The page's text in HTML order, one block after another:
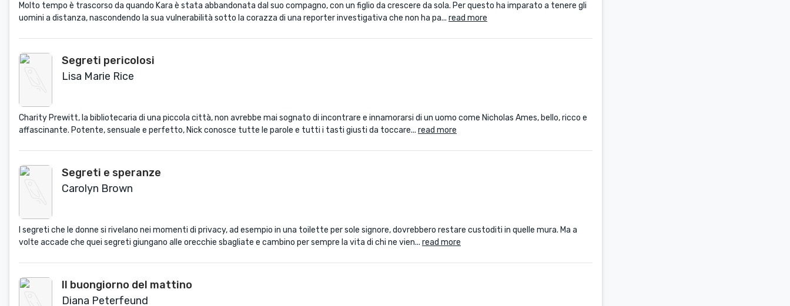
Molto tempo è trascorso da quando Kara è stata abbandonata dal suo compagno, con un figlio da crescere da sola. Per questo ha imparato a tenere gli
uomini a distanza, nascondendo la sua vulnerabilità sotto la corazza di una reporter investigativa che non ha pa... read more
Segreti pericolosi
Lisa Marie Rice
Charity Prewitt, la bibliotecaria di una piccola città, non avrebbe mai sognato di incontrare e innamorarsi di un uomo come Nicholas Ames, bello, ricco e
affascinante. Potente, sensuale e perfetto, Nick conosce tutte le parole e tutti i tasti giusti da toccare... read more
Segreti e speranze
Carolyn Brown
I segreti che le donne si rivelano nei momenti di privacy, ad esempio in una toilette per sole signore, dovrebbero restare custoditi in quelle mura. Ma a
volte accade che quei segreti giungano alle orecchie sbagliate e cambino per sempre la vita di chi ne vien... read more
Il buongiorno del mattino
Diana Peterfeund